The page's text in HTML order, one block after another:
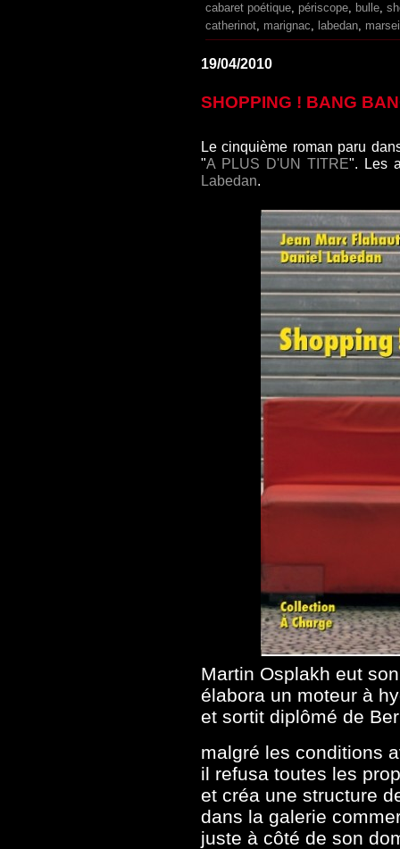
cabaret poétique, périscope, bulle,
catherinot, marignac, labedan,
19/04/2010
SHOPPING ! BANG
Le cinquième roman paru
"A PLUS D'UN TITRE". Les
Labedan.
Martin Osplakh eut
élabora un moteur à
et sortit diplômé de
malgré les conditions
il refusa toutes les
et créa une structure
dans la galerie
juste à côté de son